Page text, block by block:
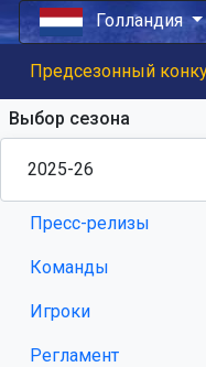
Голландия
Предсезонный
Выбор сезона
Пресс-релизы
Команды
Игроки
Регламент